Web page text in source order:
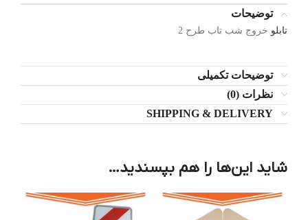
توضیحات
تابلو خروج شب تاب طرح 2
توضیحات تکمیلی
نظرات (0)
SHIPPING & DELIVERY
شاید این‌ها را هم بپسندید…